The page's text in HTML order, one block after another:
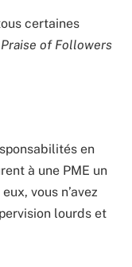
certaines
of Followers
en
à une PME un
vous n’avez
lourds et